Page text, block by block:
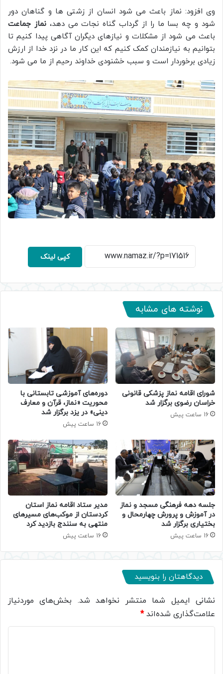
وی افزود: نماز باعث می شود انسان از زشتی ها و گناهان دور
شود و چه بسا ما را از گرداب گناه نجات می دهد،نماز جماعت
باعث می شود از مشکلات و نیازهای دیگران آگاهی پیدا کنیم تا
بتوانیم به نیازمندان کمک کنیم که این کار ما در نزد خدا از ارزش
زیادی برخوردار است و سبب خشنودی خداوند رحیم از ما می شود.
کپی لینک
نوشته های مشابه
شورای اقامه نماز پزشکی قانونی
خراسان رضوی برگزار شد
16 ساعت پیش
دوره‌های آموزشی تابستانی با
محوریت «نماز، قرآن و معارف
دینی» در یزد برگزار شد
16 ساعت پیش
جلسه دهه فرهنگی مسجد و نماز
در آموزش و پرورش چهارمحال و
بختیاری برگزار شد
16 ساعت پیش
مدیر ستاد اقامه نماز استان
کردستان از موکب‌های مسیرهای
منتهی به سنندج بازدید کرد
16 ساعت پیش
دیدگاهتان را بنویسید
نشانی ایمیل شما منتشر نخواهد شد. بخش‌های موردنیاز
علامت‌گذاری شده‌اند*